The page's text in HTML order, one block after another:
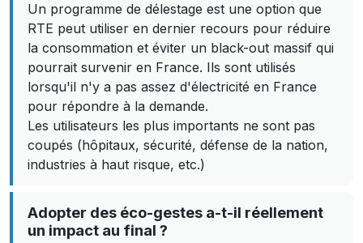
Un programme de délestage est une option que
RTE peut utiliser en dernier recours pour réduire
la consommation et éviter un black-out massif qui
pourrait survenir en France. Ils sont utilisés
lorsqu'il n'y a pas assez d'électricité en France
pour répondre à la demande.
Les utilisateurs les plus importants ne sont pas
coupés (hôpitaux, sécurité, défense de la nation,
industries à haut risque, etc.)
Adopter des éco-gestes a-t-il réellement
un impact au final ?